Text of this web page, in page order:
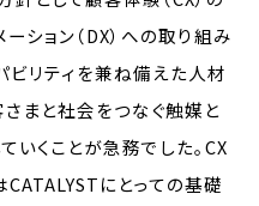
ション（DX）への取り組み
ビリティを兼ね備えた人材
さまと社会をつなぐ触媒と
いくことが急務でした。CX
にとっての基礎